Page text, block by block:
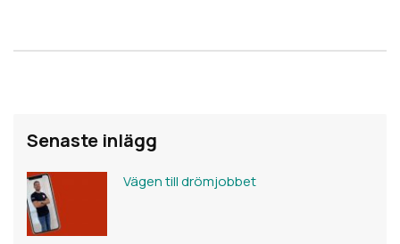
Senaste inlägg
Vägen till drömjobbet